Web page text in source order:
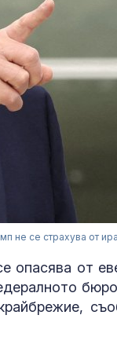
не се страхува от
опасява от